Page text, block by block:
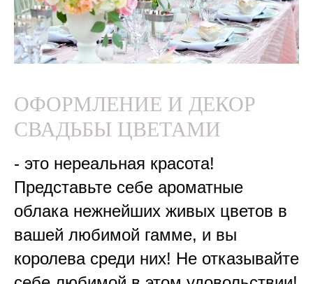
ОФОРМЛЕНИЕ И ДЕКОР
СВАДЬБЫ ЦВЕТАМИ
- это нереальная красота!
Представьте себе ароматные
облака нежнейших живых цветов в
вашей любимой гамме, и вы
королева среди них! Не отказывайте